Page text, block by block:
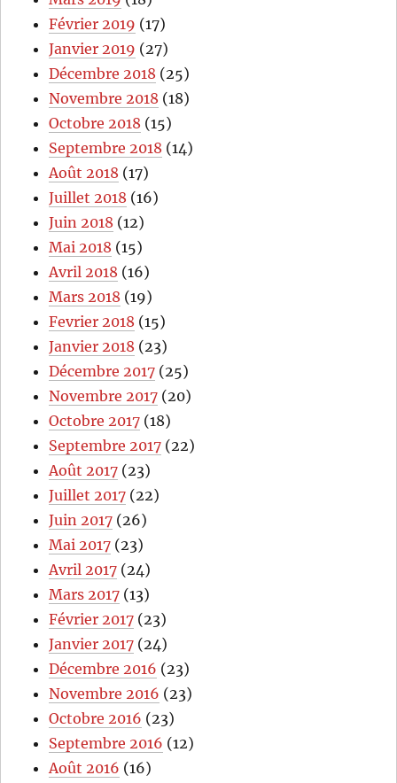
Février 2019 (17)
Janvier 2019 (27)
Décembre 2018 (25)
Novembre 2018 (18)
Octobre 2018 (15)
Septembre 2018 (14)
Août 2018 (17)
Juillet 2018 (16)
Juin 2018 (12)
Mai 2018 (15)
Avril 2018 (16)
Mars 2018 (19)
Fevrier 2018 (15)
Janvier 2018 (23)
Décembre 2017 (25)
Novembre 2017 (20)
Octobre 2017 (18)
Septembre 2017 (22)
Août 2017 (23)
Juillet 2017 (22)
Juin 2017 (26)
Mai 2017 (23)
Avril 2017 (24)
Mars 2017 (13)
Février 2017 (23)
Janvier 2017 (24)
Décembre 2016 (23)
Novembre 2016 (23)
Octobre 2016 (23)
Septembre 2016 (12)
Août 2016 (16)